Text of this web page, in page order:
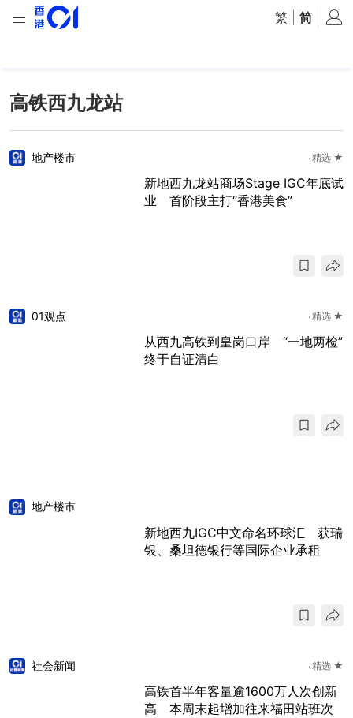
繁 简
高铁西九龙站
地产楼市 精选 ★
新地西九龙站商场Stage IGC年底试
业 首阶段主打“香港美食”
01观点 精选 ★
从西九高铁到皇岗口岸 “一地两检”
终于自证清白
地产楼市
新地西九IGC中文命名环球汇 获瑞
银、桑坦德银行等国际企业承租
社会新闻 精选 ★
高铁首半年客量逾1600万人次创新
高 本周末起增加往来福田站班次